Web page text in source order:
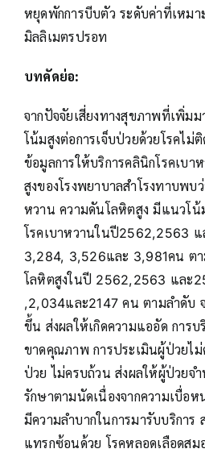
หยุดพักการบีบตัว ระดับค่าที่เหม
มิลลิเมตรปรอท
บทคัดย่อ:
จากปัจจัยเสี่ยงทางสุขภาพที่เพิ่ม
โน้มสูงต่อการเจ็บป่วยด้วยโรคไม่
ข้อมูลการให้บริการคลินิกโรคเบ
สูงของโรงพยาบาลสำโรงทาบพบ
หวาน ความดันโลหิตสูง มีแนวโ
โรคเบาหวานในปี2562,2563
3,284, 3,526และ 3,981คน ตา
โลหิตสูงในปี 2562,2563 และ
,2,034และ2147 คน ตามลำดับ
ขึ้น ส่งผลให้เกิดความแออัด การบ
ขาดคุณภาพ การประเมินผู้ป่วยไ
ป่วย ไม่ครบถ้วน ส่งผลให้ผู้ป่วยจ
รักษาตามนัดเนื่องจากความเบื่อห
มีความลำบากในการมารับบริการ
แทรกซ้อนด้วย โรคหลอดเลือดสม